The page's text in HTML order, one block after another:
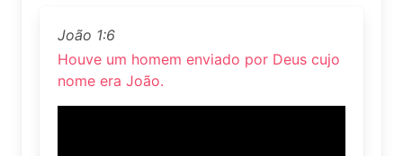
João 1:6
Houve um homem enviado por Deus cujo
nome era João.